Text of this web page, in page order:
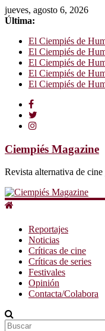
jueves, agosto 6, 2026
Última:
El Ciempiés de
El Ciempiés de
El Ciempiés de
El Ciempiés de
El Ciempiés de
Ciempiés Magazine
Revista alternativa de
Reportajes
Noticias
Críticas de cine
Críticas de series
Festivales
Opinión
Contacta/Colabora